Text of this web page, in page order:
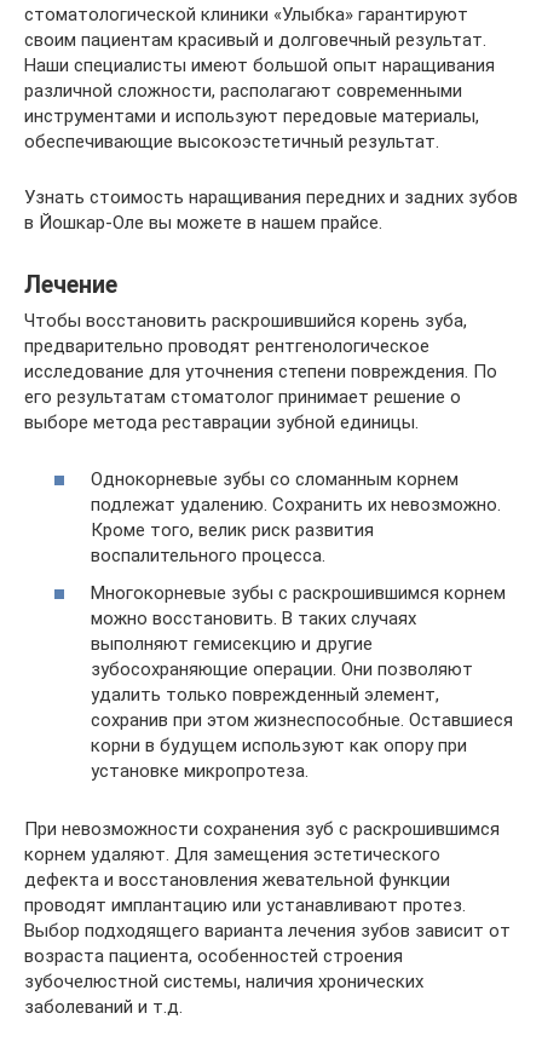
стоматологической клиники «Улыбка» гарантируют
своим пациентам красивый и долговечный результат.
Наши специалисты имеют большой опыт наращивания
различной сложности, располагают современными
инструментами и используют передовые материалы,
обеспечивающие высокоэстетичный результат.
Узнать стоимость наращивания передних и задних зубов
в Йошкар‑Оле вы можете в нашем прайсе.
Лечение
Чтобы восстановить раскрошившийся корень зуба,
предварительно проводят рентгенологическое
исследование для уточнения степени повреждения. По
его результатам стоматолог принимает решение о
выборе метода реставрации зубной единицы.
Однокорневые зубы со сломанным корнем
подлежат удалению. Сохранить их невозможно.
Кроме того, велик риск развития
воспалительного процесса.
Многокорневые зубы с раскрошившимся корнем
можно восстановить. В таких случаях
выполняют гемисекцию и другие
зубосохраняющие операции. Они позволяют
удалить только поврежденный элемент,
сохранив при этом жизнеспособные. Оставшиеся
корни в будущем используют как опору при
установке микропротеза.
При невозможности сохранения зуб с раскрошившимся
корнем удаляют. Для замещения эстетического
дефекта и восстановления жевательной функции
проводят имплантацию или устанавливают протез.
Выбор подходящего варианта лечения зубов зависит от
возраста пациента, особенностей строения
зубочелюстной системы, наличия хронических
заболеваний и т.д.